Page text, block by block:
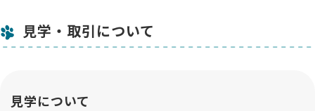
見学・取引について
見学について